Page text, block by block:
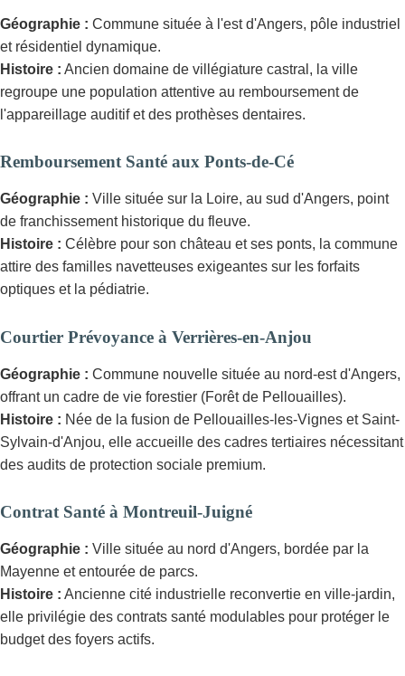
Géographie : Commune située à l'est d'Angers, pôle industriel
et résidentiel dynamique.
Histoire : Ancien domaine de villégiature castral, la ville
regroupe une population attentive au remboursement de
l'appareillage auditif et des prothèses dentaires.
Remboursement Santé aux Ponts-de-Cé
Géographie : Ville située sur la Loire, au sud d'Angers, point
de franchissement historique du fleuve.
Histoire : Célèbre pour son château et ses ponts, la commune
attire des familles navetteuses exigeantes sur les forfaits
optiques et la pédiatrie.
Courtier Prévoyance à Verrières-en-Anjou
Géographie : Commune nouvelle située au nord-est d'Angers,
offrant un cadre de vie forestier (Forêt de Pellouailles).
Histoire : Née de la fusion de Pellouailles-les-Vignes et Saint-
Sylvain-d'Anjou, elle accueille des cadres tertiaires nécessitant
des audits de protection sociale premium.
Contrat Santé à Montreuil-Juigné
Géographie : Ville située au nord d'Angers, bordée par la
Mayenne et entourée de parcs.
Histoire : Ancienne cité industrielle reconvertie en ville-jardin,
elle privilégie des contrats santé modulables pour protéger le
budget des foyers actifs.